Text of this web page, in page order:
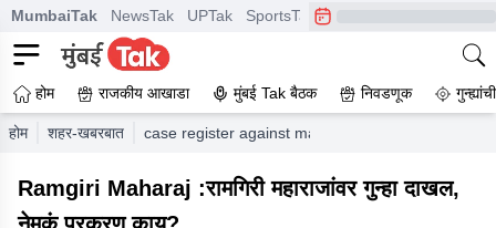
MumbaiTak NewsTak UPTak SportsTak CrimeTak
होम राजकीय आखाडा मुंबई Tak बैठक निवडणूक
होम शहर-खबरबात case register against mahant ramgiri maharaj
Ramgiri Maharaj :रामगिरी महाराजांवर गुन्हा दाखल,